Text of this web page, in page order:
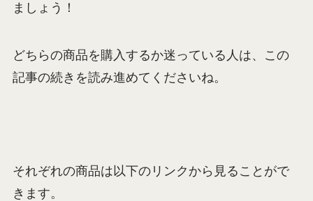
ましょう！
どちらの商品を購入するか迷っている人は、この
記事の続きを読み進めてくださいね。
それぞれの商品は以下のリンクから見ることがで
きます。